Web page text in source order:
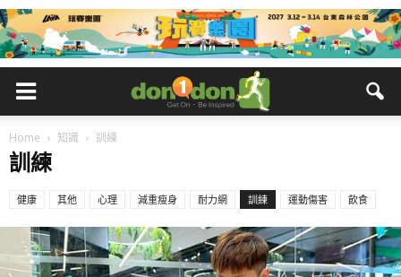
Home 知識 訓練
訓練
健康 其他 心理 減重瘦身 耐力網 訓練 運動傷害 飲食